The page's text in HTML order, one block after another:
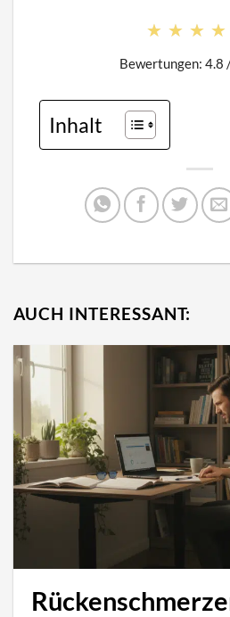
Bewertungen: 4.8
Inhalt
AUCH INTERESSANT: